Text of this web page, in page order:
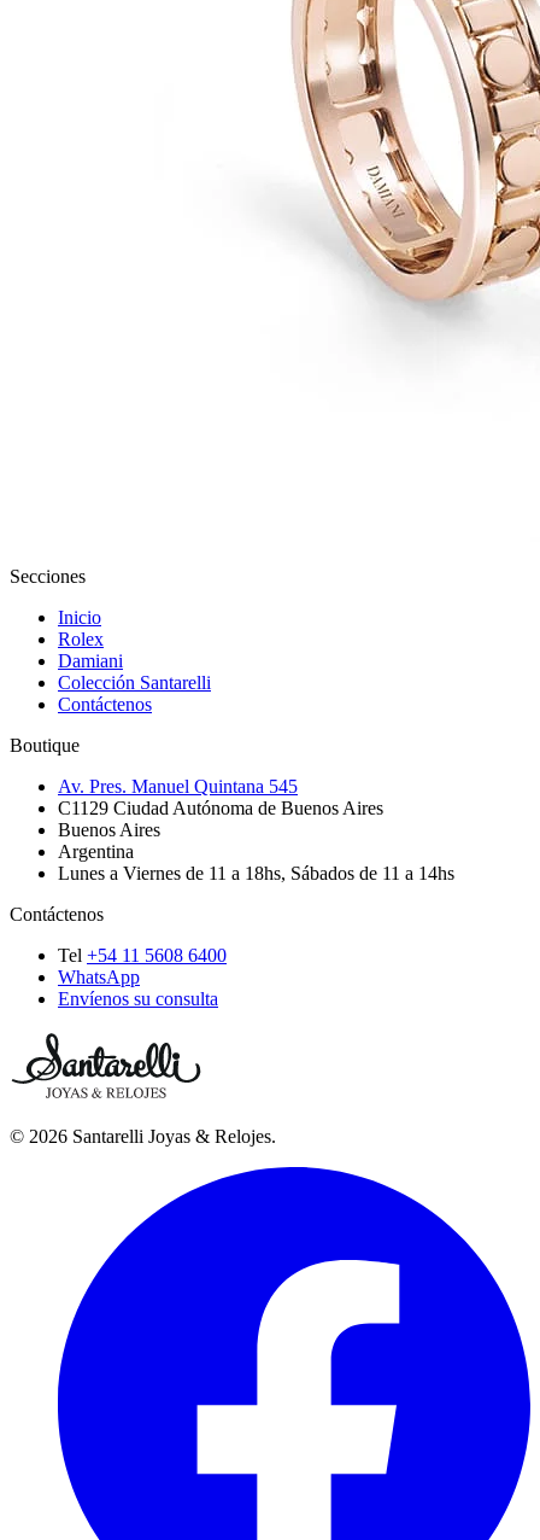
Secciones
Inicio
Rolex
Damiani
Colección Santarelli
Contáctenos
Boutique
Av. Pres. Manuel Quintana 545
C1129 Ciudad Autónoma de Buenos Aires
Buenos Aires
Argentina
Lunes a Viernes de 11 a 18hs, Sábados de 11 a 14hs
Contáctenos
Tel +54 11 5608 6400
WhatsApp
Envíenos su consulta
© 2026 Santarelli Joyas & Relojes.